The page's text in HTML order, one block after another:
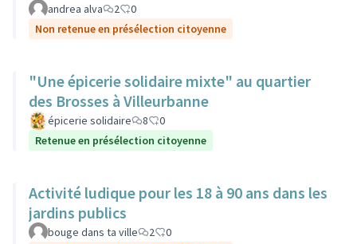
andrea alva 2
0
Non retenue en présélection citoyenne
"Une épicerie solidaire mixte" au quartier
des Brosses à Villeurbanne
épicerie solidaire 8
0
Retenue en présélection citoyenne
Activité ludique pour les 18 à 90 ans dans les
jardins publics
bouge dans ta ville 2
0